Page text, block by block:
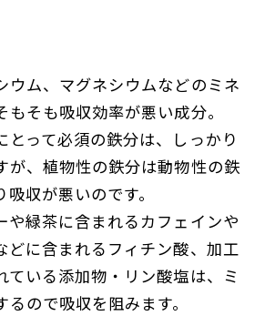
ウム、マグネシウムなどのミネ
もそも吸収効率が悪い成分。
とって必須の鉄分は、しっかり
が、植物性の鉄分は動物性の鉄
収が悪いのです。
や緑茶に含まれるカフェインや
どに含まれるフィチン酸、加工
ている添加物・リン酸塩は、ミ
ので吸収を阻みます。